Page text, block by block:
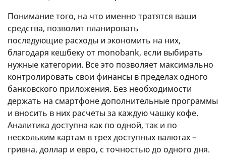
Понимание того, на что именно тратятся ваши
средства, позволит планировать
последующие расходы и экономить на них,
благодаря кешбеку от monobank, если выбирать
нужные категории. Все это позволяет максимально
контролировать свои финансы в пределах одного
банковского приложения. Без необходимости
держать на смартфоне дополнительные программы
и вносить в них расчеты за каждую чашку кофе.
Аналитика доступна как по одной, так и по
нескольким картам в трех доступных валютах –
гривна, доллар и евро, с точностью до одного дня.